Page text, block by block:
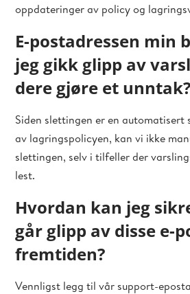
oppdateringer av policy og
E-postadressen min
jeg gikk glipp av
dere gjøre et unntak?
Siden slettingen er en automatisert
av lagringspolicyen, kan vi ikke
slettingen, selv i tilfeller der
lest.
Hvordan kan jeg
går glipp av disse e-
fremtiden?
Vennligst legg til vår support-